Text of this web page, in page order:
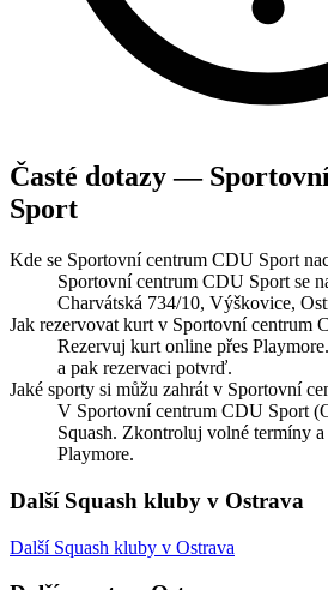
Časté dotazy —
Sport
Kde se Sportovní centrum CDU Sport
Sportovní centrum CDU Sport se
Charvátská 734/10, Výškovice,
Jak rezervovat kurt v Sportovní centrum
Rezervuj kurt online přes
a pak rezervaci potvrď.
Jaké sporty si můžu zahrát v Sportovní
V Sportovní centrum CDU Sport
Squash. Zkontroluj volné termíny
Playmore.
Další Squash kluby v Ostrava
Další Squash kluby v Ostrava